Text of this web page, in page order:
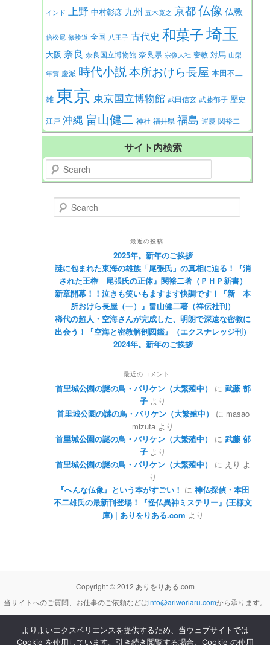
インド 上野 中村彰彦 九州 五木寛之 京都仏像 仏教
信松尼 修験道 全国 八王子 古代史 和菓子埼玉
大阪 奈良 奈良国立博物館 奈良県 宗像大社 密教 対馬 山梨
年賀 慶派 時代小説本所おけら長屋 本田不二
雄 東京 東京国立博物館 武田信玄 武藤郁子 歴史
江戸 沖縄 畠山健二 神社 福井県 福島 運慶 関裕二
サイト内検索
Search
Search
最近の投稿
2025年。新年のご挨拶
謎に包まれた東海の雄族「尾張氏」の真相に迫る！『消
された王権 尾張氏の正体』関裕二著（ＰＨＰ新書）
新章開幕！！泣きも笑いもますます快調です！『新 本
所おけら長屋（一）』畠山健二著（祥伝社刊）
稀代の超人・空海さんが完成した、明朗で深遠な密教に
出会う！『空海と密教解剖図鑑』（エクスナレッジ刊）
2024年。新年のご挨拶
最近のコメント
首里城公園の謎の鳥・バリケン（大繁殖中） に 武藤 郁
子 より
首里城公園の謎の鳥・バリケン（大繁殖中）
に masao
mizuta より
首里城公園の謎の鳥・バリケン（大繁殖中）
に 武藤 郁
子 より
首里城公園の謎の鳥・バリケン（大繁殖中）
に えり よ
り
『へんな仏像』という本がすごい！ に 神仏探偵・本田
不二雄氏の最新刊登場！『怪仏異神ミステリー』(王様文
庫) | ありをりある.com より
Copyright © 2012 ありをりある.com
当サイトへのご質問、お仕事のご依頼などはinfo@ariworiaru.comから承ります。
よりよいエクスペリエンスを提供するため、当ウェブサイトでは
Cookie を使用しています。引き続き閲覧する場合、Cookie の使用